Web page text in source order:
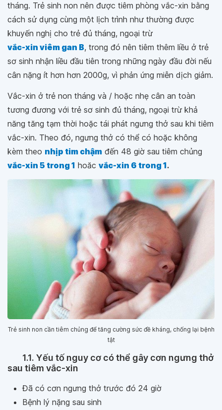
tháng. Trẻ sinh non nên được tiêm phòng vắc-xin bằng
cách sử dụng cùng một lịch trình như thường được
khuyến nghị cho trẻ đủ tháng, ngoại trừ
vắc-xin viêm gan B, trong đó nên tiêm thêm liều ở trẻ
sơ sinh nhận liều đầu tiên trong những ngày đầu đời nếu
cân nặng ít hơn hơn 2000g, vì phản ứng miễn dịch giảm.
Vắc-xin ở trẻ non tháng và / hoặc nhẹ cân an toàn
tương đương với trẻ sơ sinh đủ tháng, ngoại trừ khả
năng tăng tạm thời hoặc tái phát ngưng thở sau khi tiêm
vắc-xin. Theo đó, ngưng thở có thể có hoặc không
kèm theo nhịp tim chậm đến 48 giờ sau tiêm chủng
vắc-xin 5 trong 1 hoăc vắc-xin 6 trong 1.
Trẻ sinh non cần tiêm chủng để tăng cường sức đề kháng, chống lại bệnh
tật
1.1. Yếu tố nguy cơ có thể gây cơn ngưng thở
sau tiêm vắc-xin
Đã có cơn ngưng thở trước đó 24 giờ
Bệnh lý nặng sau sinh